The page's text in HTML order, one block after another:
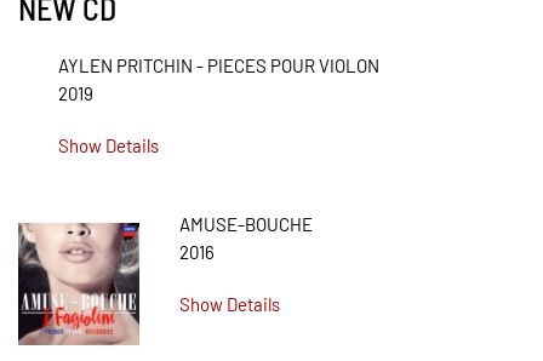
NEW CD
AYLEN PRITCHIN - PIECES POUR VIOLON
2019
Show Details
AMUSE-BOUCHE
2016
Show Details